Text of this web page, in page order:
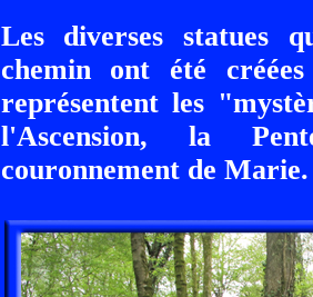
Les diverses statues
chemin ont été
représentent les
l'Ascension, la
couronnement de Marie.